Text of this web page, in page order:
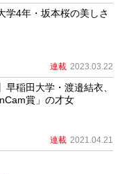
学4年・坂本桜の美しさ
連載 2023.03.22
早稲田大学・渡邉結衣、
賞」の才女
連載 2021.04.21